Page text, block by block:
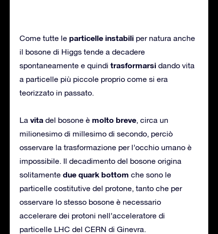
Come tutte le particelle instabili per natura anche
il bosone di Higgs tende a decadere
spontaneamente e quindi trasformarsi dando vita
a particelle più piccole proprio come si era
teorizzato in passato.
La vita del bosone è molto breve, circa un
milionesimo di millesimo di secondo, perciò
osservare la trasformazione per l’occhio umano è
impossibile. Il decadimento del bosone origina
solitamente due quark bottom che sono le
particelle costitutive del protone, tanto che per
osservare lo stesso bosone è necessario
accelerare dei protoni nell’acceleratore di
particelle LHC del CERN di Ginevra.